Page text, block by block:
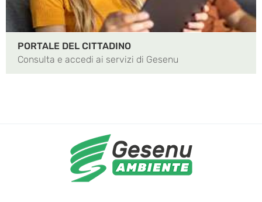
PORTALE DEL CITTADINO
Consulta e accedi ai servizi di Gesenu